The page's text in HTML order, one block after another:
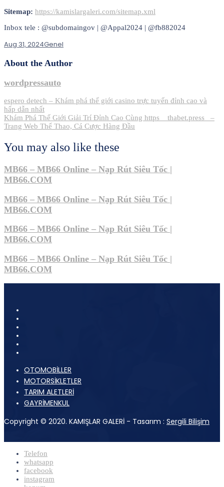
Sitemap: https://kamislargaleri.com/sitemap.xml
Inbox tele : @subdomaingov | @Appal2024 | @fb882024
Aug 31, 2024Genel
About the Author
wordpressauto
Post
navigation
espero detech – Khám phá thế giới casino trực tuyến đỉnh cao và
hấp dẫn nhất
Khám Phá Thế Giới Giải Trí Đỉnh Cao Cùng https__thabet.press_ –
Trang Web Thể Thao, Cá Cược Hàng Đầu
You may also like these
MB66 – MB66 Online – Nạp Rút Siêu Tốc |
MB66.COM
MB66 – MB66 Online – Nạp Rút Siêu Tốc |
MB66.COM
MB66 – MB66 Online – Nạp Rút Siêu Tốc |
MB66.COM
MB66 – MB66 Online – Nạp Rút Siêu Tốc |
MB66.COM
OTOMOBİLLER
MOTORSİKLETLER
TARIM ALETLERİ
GAYRİMENKUL
Copyright © 2020. KAMIŞLAR GALERİ - Tasarım : Sergili Bilişim
Telefon
whatsapp
facebook
instagram